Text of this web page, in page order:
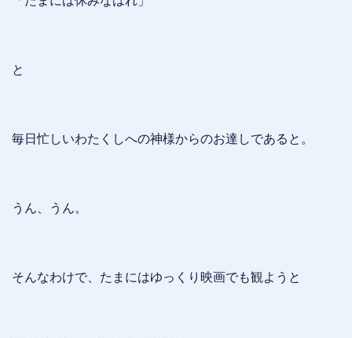
と
毎日忙しいわたくしへの神様からのお達しであると。
うん、うん。
そんなわけで、たまにはゆっくり映画でも観ようと